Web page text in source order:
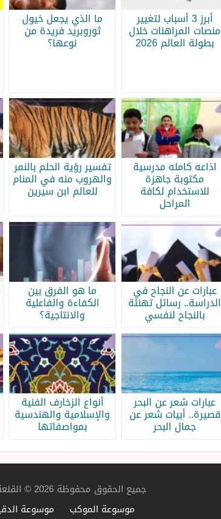
أبرز 3 أسباب لتغيير
منصات المراهنات خلال
بطولة العالم 2026
ما الذي يجعل خيول
ثوروبريد فريدة من
نوعها؟
اذاعه كامله مدرسية
مكتوبة جاهزة
للاستخدام لكافة
المراحل
تفسير رؤية الحلم بالنمر
والهروب منه في المنام
للعالم ابن سيرين
عبارات عن النجاح في
الدراسة.. رسائل تهنئة
بالنجاح لنفسي
ما هو الفرق بين
الكفاءة والفاعلية
والانتاجية؟
عبارات شعر عن البحر
قصيرة.. أبيات شعر عن
جمال البحر
أنواع الزخارف الفنية
والإسلامية والهندسية
بمواصفاتها
جميع الحقوق محفوظة 2026 © القلعة نيوز
موسوعة الموكب
موسوعة